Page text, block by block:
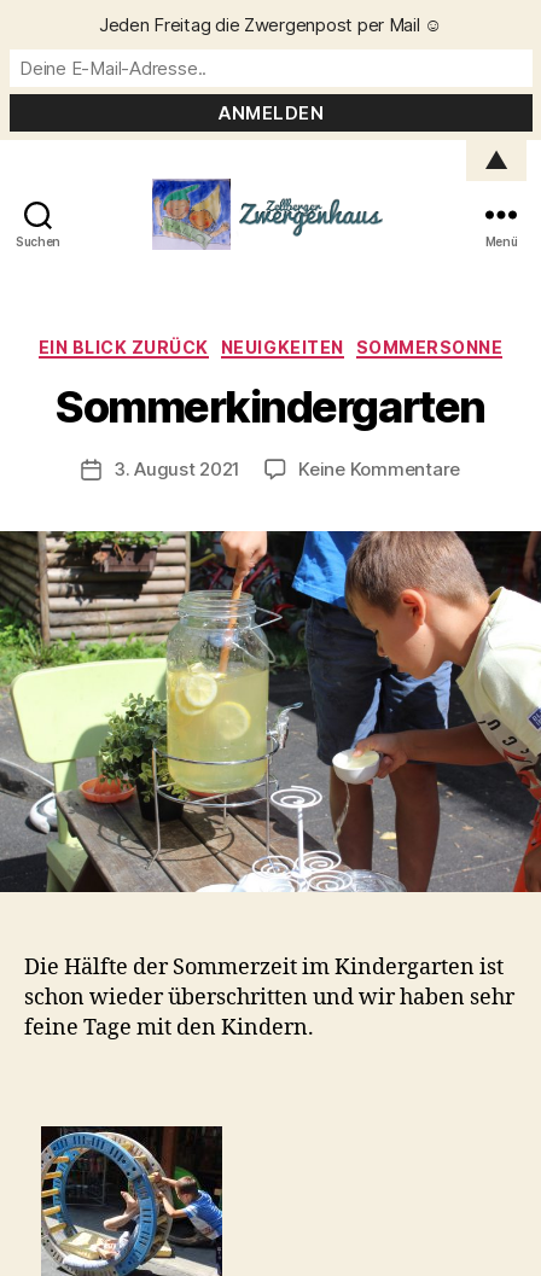
Suchen Menü
Kategorien
EIN BLICK ZURÜCK NEUIGKEITEN SOMMERSONNE
Sommerkindergarten
Beitragsautor
V
n
C
h
ri
t
a
Veröffentlichungsdatum
3. August 2021 Keine Kommentarezu
Die Hälfte der Sommerzeit im Kindergarten ist
schon wieder überschritten und wir haben sehr
feine Tage mit den Kindern.
Jeden Freitag die Zwergenpost per Mail ☺️
▲